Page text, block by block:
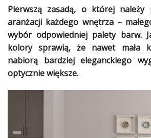
Przepisy
kulinarne
Kobiece
Wyznania
Wnętrza
Pierwszą zasadą, o której należy
aranżacji każdego wnętrza–
wybór odpowiedniej palety barw.
kolory sprawią, że nawet mała
nabiorą bardziej eleganckiego
optycznie większe.